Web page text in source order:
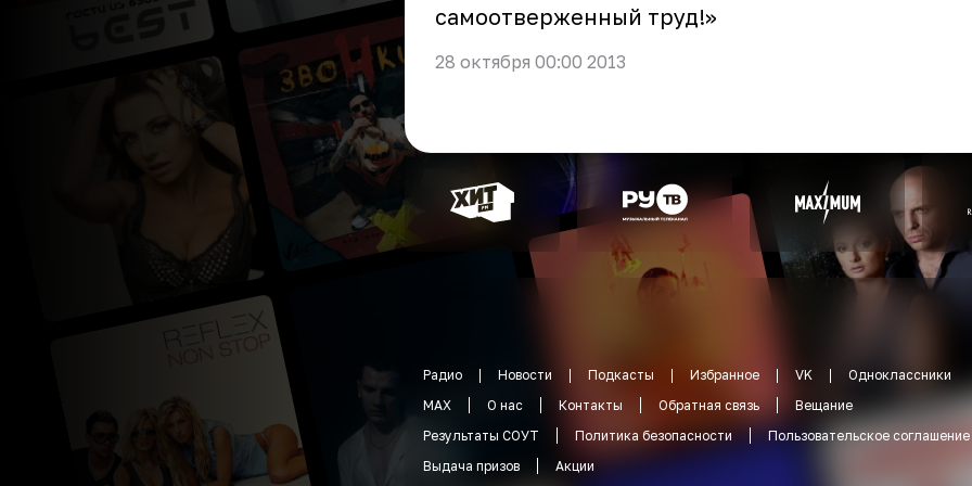
самоотверженный труд!»
28 октября 00:00 2013
Радио Новости Подкасты Избранное VK
Одноклассники
MAX
О нас Контакты Обратная связь
Вещание
Результаты СОУТ
Политика безопасности
Пользовательское соглашение
Выдача призов
Акции